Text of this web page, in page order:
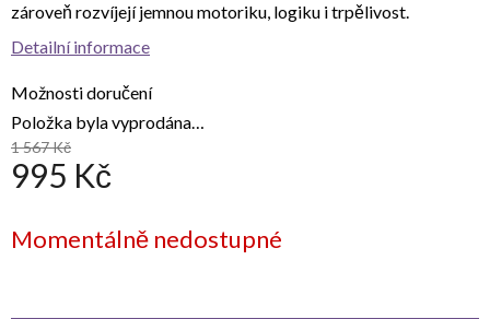
1 567 Kč
995 Kč
cena:
Momentálně nedostupné
Možnosti doručení
Položka byla vyprodána…
zároveň rozvíjejí jemnou motoriku, logiku i trpělivost.
Detailní informace